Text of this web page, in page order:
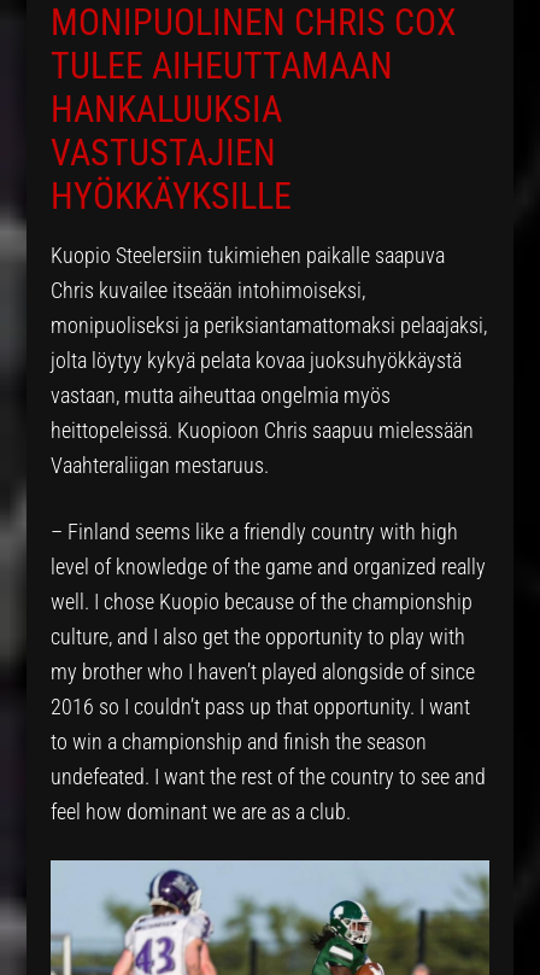
MONIPUOLINEN CHRIS COX
TULEE AIHEUTTAMAAN
HANKALUUKSIA
VASTUSTAJIEN
HYÖKKÄYKSILLE
Kuopio Steelersiin tukimiehen paikalle saapuva
Chris kuvailee itseään intohimoiseksi,
monipuoliseksi ja periksiantamattomaksi pelaajaksi,
jolta löytyy kykyä pelata kovaa juoksuhyökkäystä
vastaan, mutta aiheuttaa ongelmia myös
heittopeleissä. Kuopioon Chris saapuu mielessään
Vaahteraliigan mestaruus.
– Finland seems like a friendly country with high
level of knowledge of the game and organized really
well. I chose Kuopio because of the championship
culture, and I also get the opportunity to play with
my brother who I haven’t played alongside of since
2016 so I couldn’t pass up that opportunity. I want
to win a championship and finish the season
undefeated. I want the rest of the country to see and
feel how dominant we are as a club.